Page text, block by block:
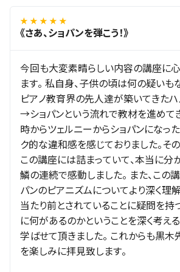
★ ★ ★ ★ ★
《さあ、ショパンを弾こう！》
今回も大変素晴らしい内容の講座に
ます。 私自身、子供の頃は何の疑いも
ピアノ教育界の先人達が築いてきた
→ショパンという流れで教材を進めて
時からツェルニーからショパンになっ
ク的な違和感を感じておりました。そ
この講座には詰まっていて、本当に分
鱗の連続で感動しました。 また、この
パンのピアニズムについてより深く理
当たり前とされていることに疑問を持
に何があるのかということを深く考え
学ばせて頂きました。 これからも黒木
を楽しみに拝見致します。